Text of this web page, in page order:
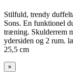
Stilfuld, trendy
Sons. En funktionel
træning. Skulderrem
ydersiden og 2 rum.
25,5 cm
×